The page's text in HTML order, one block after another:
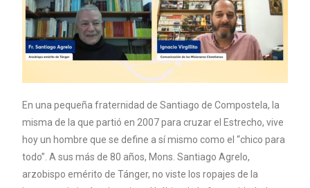
En una pequeña fraternidad de Santiago de Compostela, la
misma de la que partió en 2007 para cruzar el Estrecho, vive
hoy un hombre que se define a sí mismo como el “chico para
todo”. A sus más de 80 años, Mons. Santiago Agrelo,
arzobispo emérito de Tánger, no viste los ropajes de la